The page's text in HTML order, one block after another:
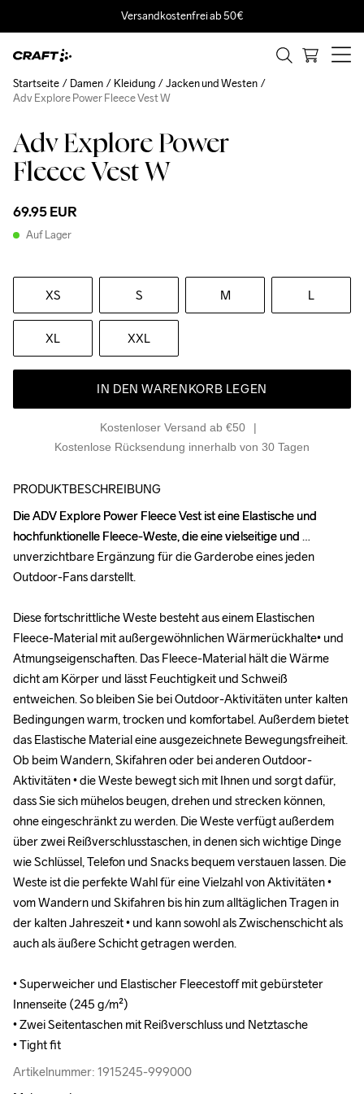
Versandkostenfrei ab 50€
Adv Explore Power
Fleece Vest W
69.95 EUR
Auf Lager
XS S M L
XL XXL
IN DEN WARENKORB LEGEN
Kostenloser Versand ab €50
Kostenlose Rücksendung innerhalb von 30 Tagen
Startseite Damen Kleidung
Jacken und Westen
Adv Explore Power Fleece Vest W
PRODUKTBESCHREIBUNG
Die ADV Explore Power Fleece Vest ist eine Elastische und
hochfunktionelle Fleece-Weste, die eine vielseitige und
unverzichtbare Ergänzung für die Garderobe eines jeden
Outdoor-Fans darstellt.
Diese fortschrittliche Weste besteht aus einem Elastischen
Fleece-Material mit außergewöhnlichen Wärmerückhalte• und
Atmungseigenschaften. Das Fleece-Material hält die Wärme
dicht am Körper und lässt Feuchtigkeit und Schweiß
entweichen. So bleiben Sie bei Outdoor-Aktivitäten unter kalten
Bedingungen warm, trocken und komfortabel. Außerdem bietet
das Elastische Material eine ausgezeichnete Bewegungsfreiheit.
Ob beim Wandern, Skifahren oder bei anderen Outdoor-
Aktivitäten • die Weste bewegt sich mit Ihnen und sorgt dafür,
dass Sie sich mühelos beugen, drehen und strecken können,
ohne eingeschränkt zu werden. Die Weste verfügt außerdem
über zwei Reißverschlusstaschen, in denen sich wichtige Dinge
wie Schlüssel, Telefon und Snacks bequem verstauen lassen. Die
Weste ist die perfekte Wahl für eine Vielzahl von Aktivitäten •
vom Wandern und Skifahren bis hin zum alltäglichen Tragen in
der kalten Jahreszeit • und kann sowohl als Zwischenschicht als
auch als äußere Schicht getragen werden.
• Superweicher und Elastischer Fleecestoff mit gebürsteter
Innenseite (245 g/m²)
• Zwei Seitentaschen mit Reißverschluss und Netztasche
• Tight fit
Artikelnummer: 1915245-999000
Die ADV Explore Power Fleece Vest ist eine Elastische und
hochfunktionelle Fleece-Weste, die eine vielseitige und
unverzichtbare Ergänzung für die Garderobe eines jeden
Outdoor-Fans darstellt.
Diese fortschrittliche Weste besteht aus einem Elastischen
Fleece-Material mit außergewöhnlichen Wärmerückhalte• und
Atmungseigenschaften. Das Fleece-Material hält die Wärme
dicht am Körper und lässt Feuchtigkeit und Schweiß
entweichen. So bleiben Sie bei Outdoor-Aktivitäten unter kalten
Bedingungen warm, trocken und komfortabel. Außerdem bietet
das Elastische Material eine ausgezeichnete Bewegungsfreiheit.
Ob beim Wandern, Skifahren oder bei anderen Outdoor-
Aktivitäten • die Weste bewegt sich mit Ihnen und sorgt dafür,
dass Sie sich mühelos beugen, drehen und strecken können,
ohne eingeschränkt zu werden. Die Weste verfügt außerdem
über zwei Reißverschlusstaschen, in denen sich wichtige Dinge
wie Schlüssel, Telefon und Snacks bequem verstauen lassen. Die
Weste ist die perfekte Wahl für eine Vielzahl von Aktivitäten •
vom Wandern und Skifahren bis hin zum alltäglichen Tragen in
der kalten Jahreszeit • und kann sowohl als Zwischenschicht als
auch als äußere Schicht getragen werden.
• Superweicher und Elastischer Fleecestoff mit gebürsteter
Innenseite (245 g/m²)
• Zwei Seitentaschen mit Reißverschluss und Netztasche
• Tight fit
Artikelnummer: 1915245-999000